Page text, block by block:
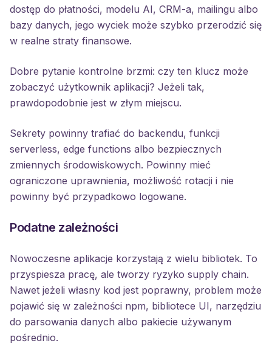
dostęp do płatności, modelu AI, CRM-a, mailingu albo
bazy danych, jego wyciek może szybko przerodzić się
w realne straty finansowe.
Dobre pytanie kontrolne brzmi: czy ten klucz może
zobaczyć użytkownik aplikacji? Jeżeli tak,
prawdopodobnie jest w złym miejscu.
Sekrety powinny trafiać do backendu, funkcji
serverless, edge functions albo bezpiecznych
zmiennych środowiskowych. Powinny mieć
ograniczone uprawnienia, możliwość rotacji i nie
powinny być przypadkowo logowane.
Podatne zależności
Nowoczesne aplikacje korzystają z wielu bibliotek. To
przyspiesza pracę, ale tworzy ryzyko supply chain.
Nawet jeżeli własny kod jest poprawny, problem może
pojawić się w zależności npm, bibliotece UI, narzędziu
do parsowania danych albo pakiecie używanym
pośrednio.